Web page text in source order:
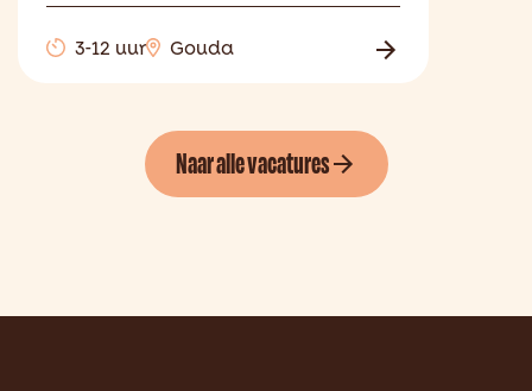
3-12 uur Gouda
Naar alle vacatures